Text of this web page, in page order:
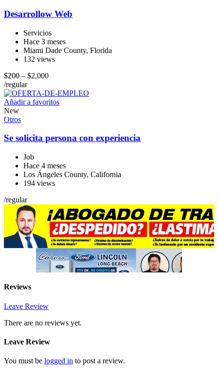
Desarrollow Web
Servicios
Hace 3 meses
Miami Dade County, Florida
132 views
$200 – $2,000
/regular
Añadir a favoritos
New
Otros
Se solicita persona con experiencia
Job
Hace 4 meses
Los Ángeles County, California
194 views
/regular
Reviews
Leave Review
There are no reviews yet.
Leave Review
You must be logged in to post a review.